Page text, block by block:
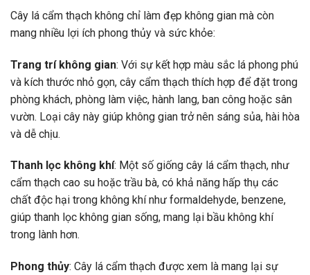
Cây lá cẩm thạch không chỉ làm đẹp không gian mà còn
mang nhiều lợi ích phong thủy và sức khỏe:
Trang trí không gian: Với sự kết hợp màu sắc lá phong phú
và kích thước nhỏ gọn, cây cẩm thạch thích hợp để đặt trong
phòng khách, phòng làm việc, hành lang, ban công hoặc sân
vườn. Loại cây này giúp không gian trở nên sáng sủa, hài hòa
và dễ chịu.
Thanh lọc không khí: Một số giống cây lá cẩm thạch, như
cẩm thạch cao su hoặc trầu bà, có khả năng hấp thụ các
chất độc hại trong không khí như formaldehyde, benzene,
giúp thanh lọc không gian sống, mang lại bầu không khí
trong lành hơn.
Phong thủy: Cây lá cẩm thạch được xem là mang lại sự